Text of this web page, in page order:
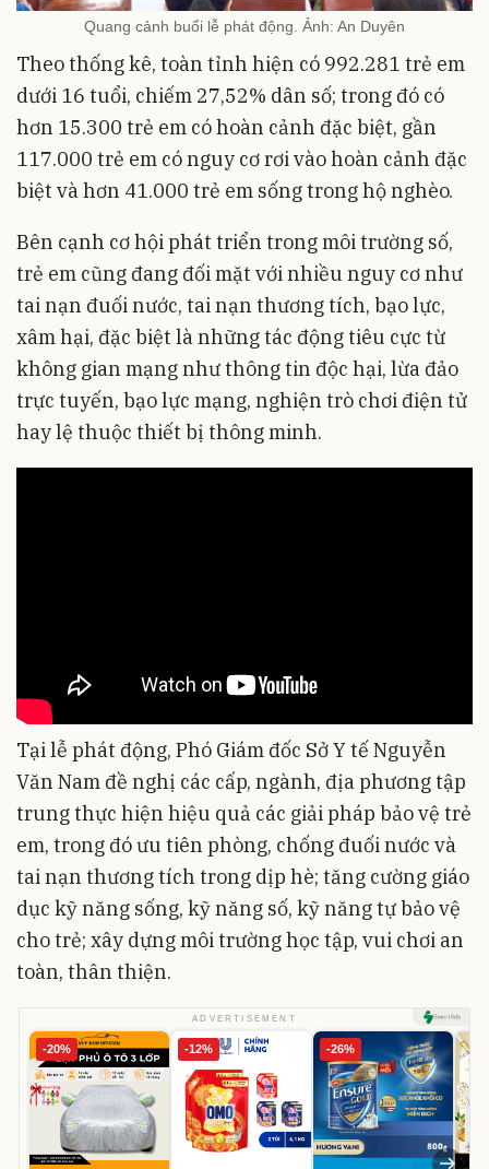
Quang cảnh buổi lễ phát động. Ảnh: An Duyên
Theo thống kê, toàn tỉnh hiện có 992.281 trẻ em
dưới 16 tuổi, chiếm 27,52% dân số; trong đó có
hơn 15.300 trẻ em có hoàn cảnh đặc biệt, gần
117.000 trẻ em có nguy cơ rơi vào hoàn cảnh đặc
biệt và hơn 41.000 trẻ em sống trong hộ nghèo.
Bên cạnh cơ hội phát triển trong môi trường số,
trẻ em cũng đang đối mặt với nhiều nguy cơ như
tai nạn đuối nước, tai nạn thương tích, bạo lực,
xâm hại, đặc biệt là những tác động tiêu cực từ
không gian mạng như thông tin độc hại, lừa đảo
trực tuyến, bạo lực mạng, nghiện trò chơi điện tử
hay lệ thuộc thiết bị thông minh.
Tại lễ phát động, Phó Giám đốc Sở Y tế Nguyễn
Văn Nam đề nghị các cấp, ngành, địa phương tập
trung thực hiện hiệu quả các giải pháp bảo vệ trẻ
em, trong đó ưu tiên phòng, chống đuối nước và
tai nạn thương tích trong dịp hè; tăng cường giáo
dục kỹ năng sống, kỹ năng số, kỹ năng tự bảo vệ
cho trẻ; xây dựng môi trường học tập, vui chơi an
toàn, thân thiện.
ADVERTISEMENT
-20% -12% -26%